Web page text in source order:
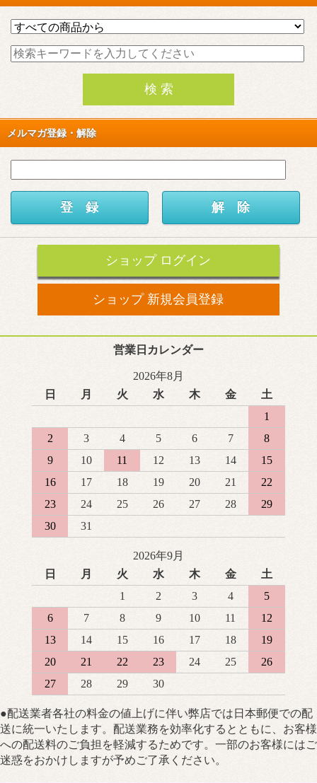
メルマガ登録・解除
ショップ ログイン
ショップ 新規会員登録
営業日カレンダー
2026年8月
日
月 火 水 木 金
土
1
2
3 4 5 6 7
8
9
10 11 12 13 14
15
16
17 18 19 20 21
22
23
24 25 26 27 28
29
30
31
2026年9月
日
月 火 水 木 金
土
1
2 3 4
5
6
7 8 9 10 11
12
13
14 15 16 17 18
19
20
21 22 23 24 25
26
27
28 29 30
●配送業者各社の料金の値上げに伴い弊店では日本郵便での配
送に統一いたします。配送業務を効率化するとともに、お客様
への配送料のご負担を軽減するためです。一部のお客様にはご
迷惑をおかけしますが予めご了承ください。